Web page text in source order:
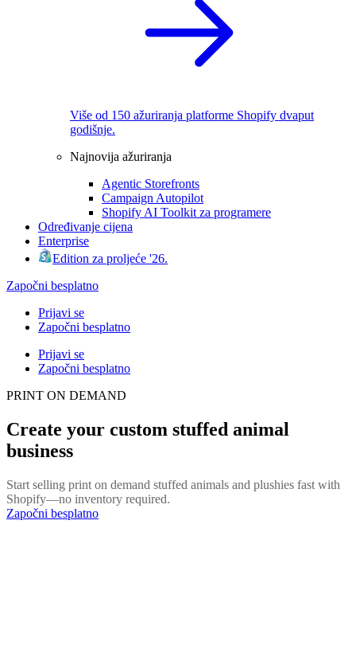
Više od 150 ažuriranja platforme Shopify dvaput
godišnje.
Najnovija ažuriranja
Agentic Storefronts
Campaign Autopilot
Shopify AI Toolkit za programere
Određivanje cijena
Enterprise
Edition za proljeće '26.
Započni besplatno
Prijavi se
Započni besplatno
Prijavi se
Započni besplatno
PRINT ON DEMAND
Create your custom stuffed animal
business
Start selling print on demand stuffed animals and plushies fast with
Shopify—no inventory required.
Započni besplatno